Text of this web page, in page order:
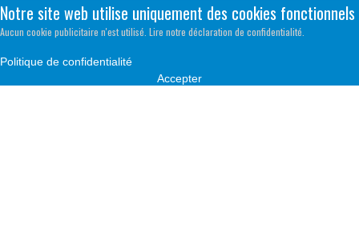
Notre site web utilise uniquement des cookies fonctionnels
Aucun cookie publicitaire n'est utilisé. Lire notre déclaration de confidentialité.
Politique de confidentialité
Accepter